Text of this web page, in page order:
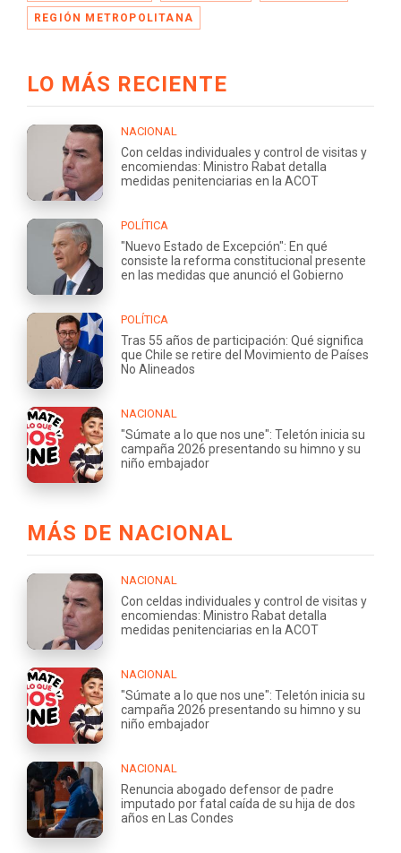
REGIÓN METROPOLITANA
LO MÁS RECIENTE
NACIONAL
Con celdas individuales y control de visitas y
encomiendas: Ministro Rabat detalla
medidas penitenciarias en la ACOT
POLÍTICA
"Nuevo Estado de Excepción": En qué
consiste la reforma constitucional presente
en las medidas que anunció el Gobierno
POLÍTICA
Tras 55 años de participación: Qué significa
que Chile se retire del Movimiento de Países
No Alineados
NACIONAL
"Súmate a lo que nos une": Teletón inicia su
campaña 2026 presentando su himno y su
niño embajador
MÁS DE NACIONAL
NACIONAL
Con celdas individuales y control de visitas y
encomiendas: Ministro Rabat detalla
medidas penitenciarias en la ACOT
NACIONAL
"Súmate a lo que nos une": Teletón inicia su
campaña 2026 presentando su himno y su
niño embajador
NACIONAL
Renuncia abogado defensor de padre
imputado por fatal caída de su hija de dos
años en Las Condes